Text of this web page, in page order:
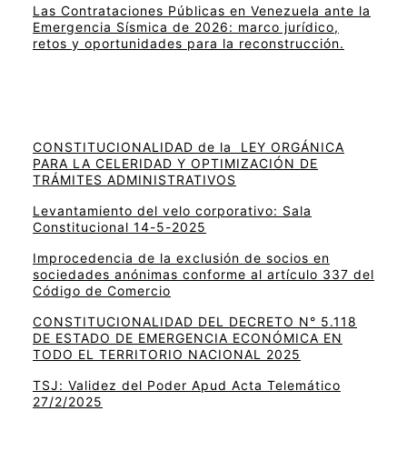
Las Contrataciones Públicas en Venezuela ante la
Emergencia Sísmica de 2026: marco jurídico,
retos y oportunidades para la reconstrucción.
CONSTITUCIONALIDAD de la LEY ORGÁNICA
PARA LA CELERIDAD Y OPTIMIZACIÓN DE
TRÁMITES ADMINISTRATIVOS
Levantamiento del velo corporativo: Sala
Constitucional 14-5-2025
Improcedencia de la exclusión de socios en
sociedades anónimas conforme al artículo 337 del
Código de Comercio
CONSTITUCIONALIDAD DEL DECRETO N° 5.118
DE ESTADO DE EMERGENCIA ECONÓMICA EN
TODO EL TERRITORIO NACIONAL 2025
TSJ: Validez del Poder Apud Acta Telemático
27/2/2025